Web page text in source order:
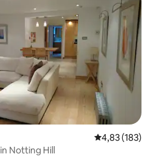
4,83 (183)
Notting Hill